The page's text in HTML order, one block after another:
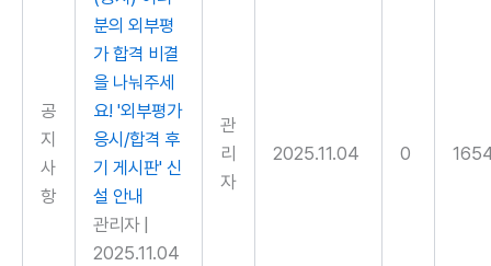
공
지
사
항
분의 외부평
가 합격 비결
을 나눠주세
요! '외부평가
응시/합격 후
기 게시판' 신
설 안내
관리자
2025.11.04
관
리
자
2025.11.04 0